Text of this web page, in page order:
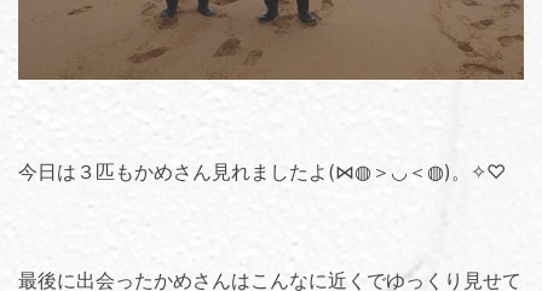
今日は３匹もかめさん見れましたよ(⋈◍＞◡＜◍)。✧♡
最後に出会ったかめさんはこんなに近くでゆっくり見せて